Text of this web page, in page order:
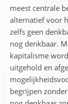
meest centrale
alternatief voor
zelfs geen
nog denkbaar.
kapitalisme
uitgehold en
begrijpen